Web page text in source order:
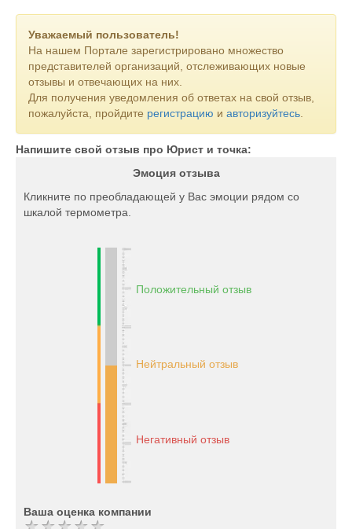
Уважаемый пользователь!
На нашем Портале зарегистрировано множество
представителей организаций, отслеживающих новые
отзывы и отвечающих на них.
Для получения уведомления об ответах на свой отзыв,
пожалуйста, пройдите регистрацию и авторизуйтесь
Напишите свой отзыв про Юрист и точка:
Эмоция отзыва
Кликните по преобладающей у Вас эмоции рядом со
шкалой термометра.
Положительный отзыв
Нейтральный отзыв
Негативный отзыв
Ваша оценка компании